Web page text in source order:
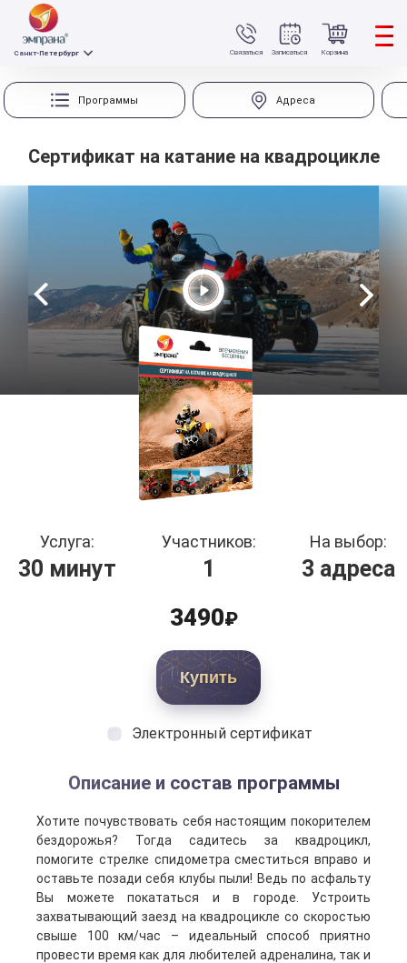
Связаться
Санкт-Петербург Записаться Корзина
Программы Адреса
Сертификат на катание на квадроцикле
Услуга:
30 минут
Участников:
1
На выбор:
3 адреса
3490₽
Купить
Электронный сертификат
Описание и состав программы
Хотите почувствовать себя настоящим покорителем
бездорожья? Тогда садитесь за квадроцикл,
помогите стрелке спидометра сместиться вправо и
оставьте позади себя клубы пыли! Ведь по асфальту
Вы можете покататься и в городе. Устроить
захватывающий заезд на квадроцикле со скоростью
свыше 100 км/час – идеальный способ приятно
провести время как для любителей адреналина, так и